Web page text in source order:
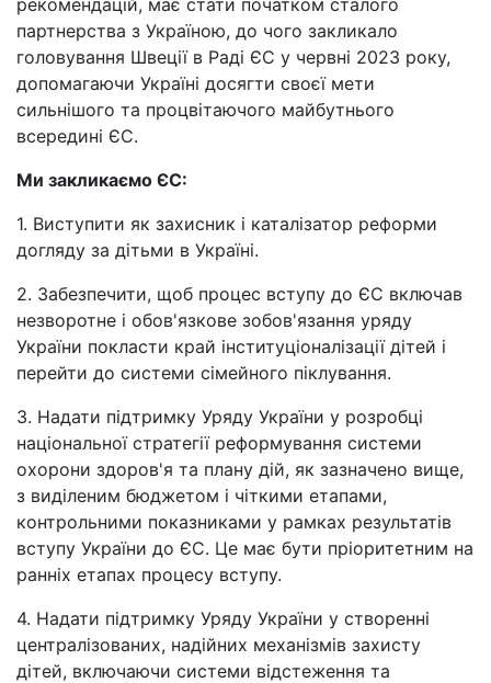
рекомендацій, має стати початком сталого
партнерства з Україною, до чого закликало
головування Швеції в Раді ЄС у червні 2023 року,
допомагаючи Україні досягти своєї мети
сильнішого та процвітаючого майбутнього
всередині ЄС.
Ми закликаємо ЄС:
1. Виступити як захисник і каталізатор реформи
догляду за дітьми в Україні.
2. Забезпечити, щоб процес вступу до ЄС включав
незворотне і обов'язкове зобов'язання уряду
України покласти край інституціоналізації дітей і
перейти до системи сімейного піклування.
3. Надати підтримку Уряду України у розробці
національної стратегії реформування системи
охорони здоров'я та плану дій, як зазначено вище,
з виділеним бюджетом і чіткими етапами,
контрольними показниками у рамках результатів
вступу України до ЄС. Це має бути пріоритетним на
ранніх етапах процесу вступу.
4. Надати підтримку Уряду України у створенні
централізованих, надійних механізмів захисту
дітей, включаючи системи відстеження та